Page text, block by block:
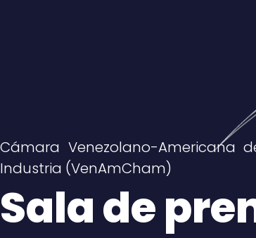
Cámara Venezolano-Americana
Industria (VenAmCham)
Sala de